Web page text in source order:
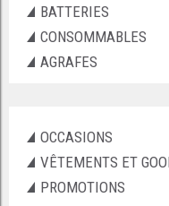
BATTERIES
CONSOMMABLES
AGRAFES
OCCASIONS
VÊTEMENTS ET
PROMOTIONS